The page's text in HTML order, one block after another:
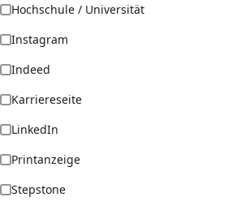
Hochschule / Universität
Instagram
Indeed
Karriereseite
LinkedIn
Printanzeige
Stepstone